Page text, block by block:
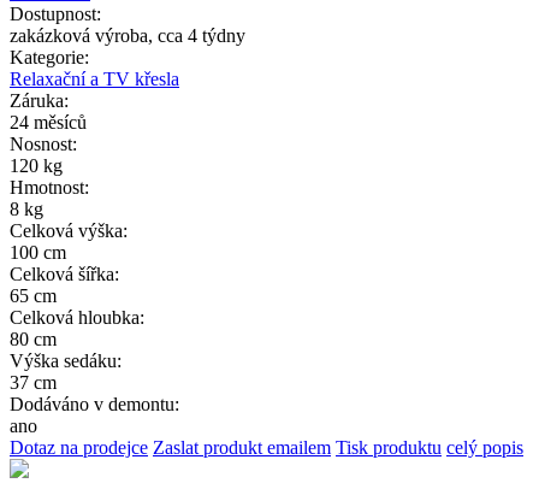
Dostupnost:
zakázková výroba, cca 4 týdny
Kategorie:
Relaxační a TV křesla
Záruka:
24 měsíců
Nosnost:
120 kg
Hmotnost:
8 kg
Celková výška:
100 cm
Celková šířka:
65 cm
Celková hloubka:
80 cm
Výška sedáku:
37 cm
Dodáváno v demontu:
ano
Dotaz na prodejce Zaslat produkt emailem Tisk produktu celý popis